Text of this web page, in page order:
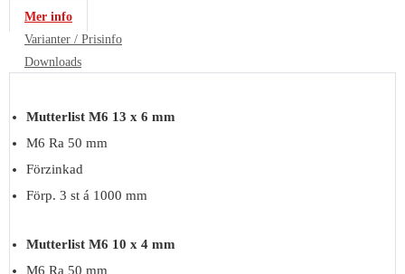
Mer info
Varianter / Prisinfo
Downloads
Mutterlist M6 13 x 6 mm
M6 Ra 50 mm
Förzinkad
Förp. 3 st á 1000 mm
Mutterlist M6 10 x 4 mm
M6 Ra 50 mm